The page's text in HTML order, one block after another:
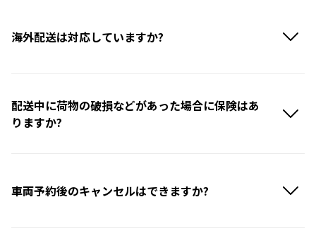
海外配送は対応していますか?
配送中に荷物の破損などがあった場合に保険はあ
りますか?
車両予約後のキャンセルはできますか?